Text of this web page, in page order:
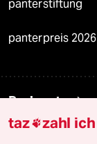
panterstiftung
panterpreis 2026
Podcast
taz zahl ich